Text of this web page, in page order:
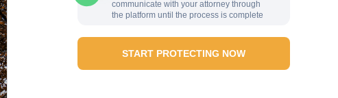
communicate with your attorney through
the platform until the process is complete
START PROTECTING NOW